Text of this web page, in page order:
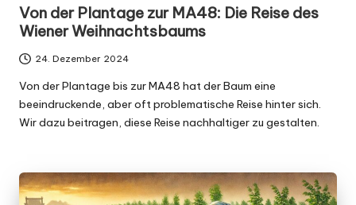
Von der Plantage zur MA48: Die Reise des
Wiener Weihnachtsbaums
24. Dezember 2024
Von der Plantage bis zur MA48 hat der Baum eine
beeindruckende, aber oft problematische Reise hinter sich.
Wir dazu beitragen, diese Reise nachhaltiger zu gestalten.